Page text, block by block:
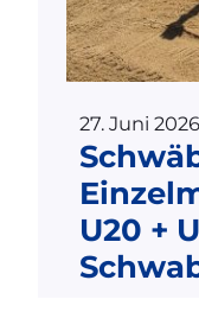
27. Juni 2026
U20 +